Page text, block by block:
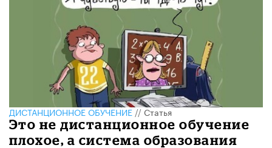
ДИСТАНЦИОННОЕ ОБУЧЕНИЕ//Статья
Это не дистанционное обучение
плохое, а система образования